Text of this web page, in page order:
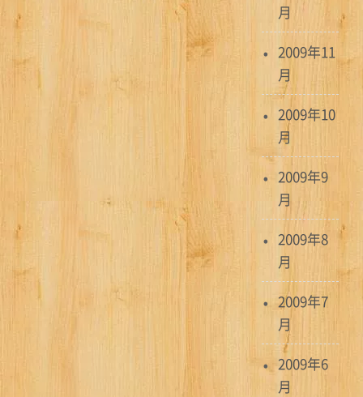
月
2009年11
月
2009年10
月
2009年9
月
2009年8
月
2009年7
月
2009年6
月